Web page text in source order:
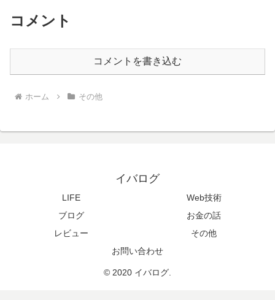
コメント
コメントを書き込む
ホーム その他
イバログ
LIFE
Web技術
ブログ
お金の話
レビュー
その他
お問い合わせ
© 2020 イバログ.